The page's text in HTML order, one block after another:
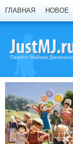
ГЛАВНАЯ НОВОЕ
Памяти Майкла Джексона